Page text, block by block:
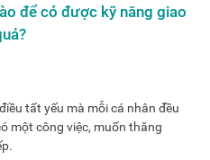
để có được kỹ năng giao
tất yếu mà mỗi cá nhân đều
một công việc, muốn thăng